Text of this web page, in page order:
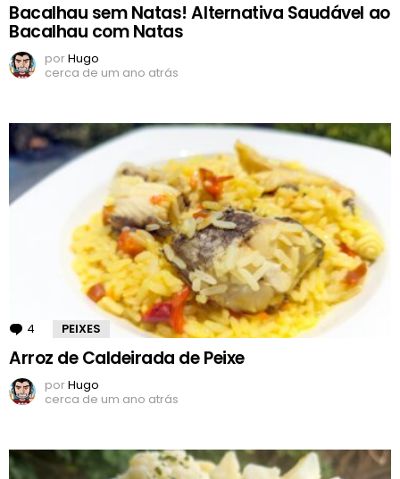
Bacalhau sem Natas! Alternativa Saudável ao
Bacalhau com Natas
porHugo
cerca de um ano atrás
4 Comentários
PEIXES
Arroz de Caldeirada de Peixe
porHugo
cerca de um ano atrás